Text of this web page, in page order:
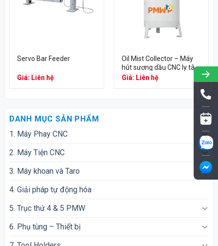
Servo Bar Feeder
Giá: Liên hệ
Oil Mist Collector – Máy
hút sương dầu CNC ly tâm
PMW
Giá: Liên hệ
DANH MỤC SẢN PHẨM
1. Máy Phay CNC
2. Máy Tiện CNC
3. Máy khoan và Taro
4. Giải pháp tự động hóa
5. Trục thứ 4 & 5 PMW
6. Phụ tùng – Thiết bị